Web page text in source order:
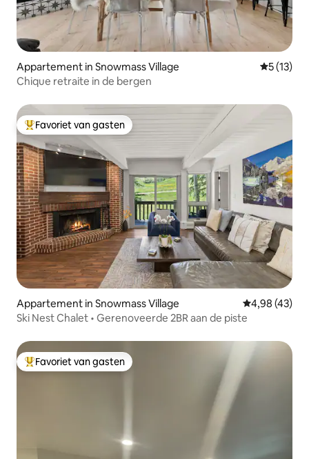
Appartement in Snowmass Village
5 (13)
Chique retraite in de bergen
Topfavoriet van gasten
Favoriet van gasten
Appartement in Snowmass Village Gemiddelde
4,98 (43)
Ski Nest Chalet • Gerenoveerde 2BR aan de piste
Topfavoriet van gasten
Favoriet van gasten